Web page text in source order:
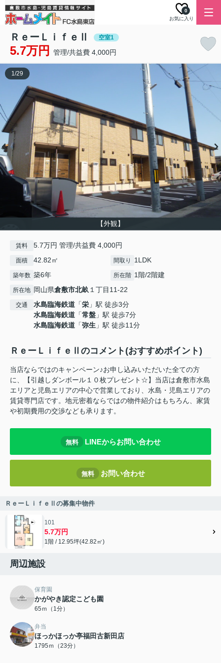
お気に入り
0
ＲｅーＬｉｆｅⅡ 空室1
5.7万円 管理/共益費 4,000円
【外観】
1/29
賃料 5.7万円 管理/共益費 4,000円
面積 42.82㎡ 間取り 1LDK
築年数 築6年 所在階 1階/2階建
所在地 岡山県倉敷市北畝１丁目11-22
交通 水島臨海鉄道 「栄 」駅 徒歩3分
水島臨海鉄道 「常盤 」駅 徒歩7分
水島臨海鉄道 「弥生 」駅 徒歩11分
ＲｅーＬｉｆｅⅡのコメント(おすすめポイント)
当店ならではのキャンペーン♪お申し込みいただいた全ての方
に、【引越しダンボール１０枚プレゼント☆】当店は倉敷市水島
エリアと児島エリアの中心で営業しており、水島・児島エリアの
賃貸専門店です。地元密着ならではの物件紹介はもちろん、家賃
や初期費用の交渉なども承ります。
無料 LINEからお問い合わせ
無料 お問い合わせ
ＲｅーＬｉｆｅⅡの募集中物件
101
5.7万円
1階 / 12.95坪(42.82㎡)
周辺施設
保育園
かがやき認定こども園
65ｍ（1分）
弁当
ほっかほっか亭福田古新田店
1795ｍ（23分）